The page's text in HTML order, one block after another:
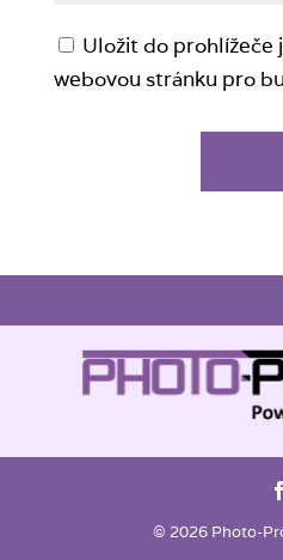
Uložit do prohlížeče
webovou stránku pro
© 2026 Photo-